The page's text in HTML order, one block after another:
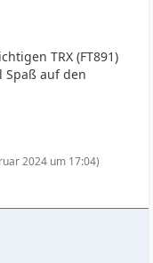
TRX (FT891)
Spaß auf den
2024 um 17:04)